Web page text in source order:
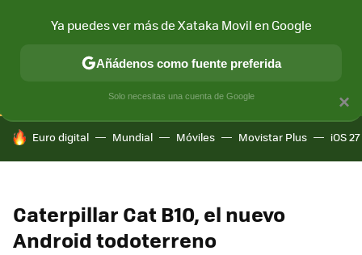
CONECTIVIDAD MÓVIL Y SOCIEDAD APLICACIONES
HOY SE HABLA DE
Euro digital Mundial Móviles Movistar Plus iOS 27
Caterpillar Cat B10, el nuevo
Android todoterreno
×
Ya puedes ver más de Xataka Movil en Google
Añádenos como fuente preferida
Solo necesitas una cuenta de Google